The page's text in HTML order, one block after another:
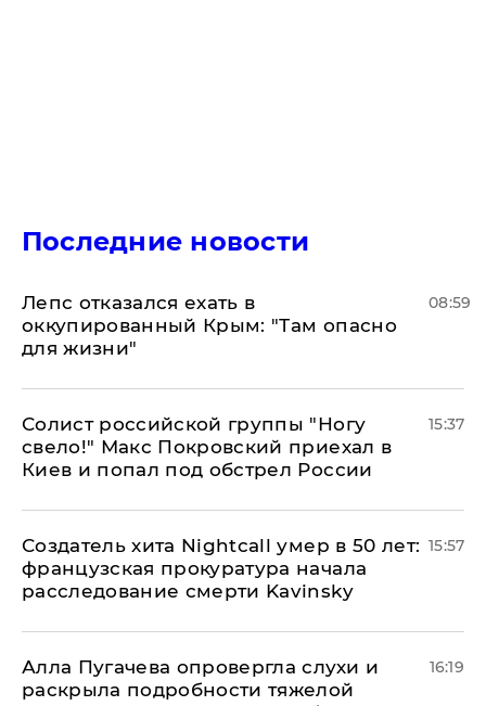
Последние новости
Лепс отказался ехать в
оккупированный Крым: "Там опасно
для жизни"
08:59
Солист российской группы "Ногу
свело!" Макс Покровский приехал в
Киев и попал под обстрел России
15:37
Создатель хита Nightcall умер в 50 лет:
французская прокуратура начала
расследование смерти Kavinsky
15:57
Алла Пугачева опровергла слухи и
раскрыла подробности тяжелой
16:19